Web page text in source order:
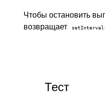
Чтобы остановить
возвращает
Тест